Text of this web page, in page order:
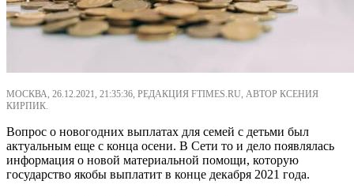
МОСКВА, 26.12.2021, 21:35:36, РЕДАКЦИЯ FTIMES.RU, АВТОР КСЕНИЯ
КИРПИК.
Вопрос о новогодних выплатах для семей с детьми был
актуальным еще с конца осени. В Сети то и дело появлялась
информация о новой материальной помощи, которую
государство якобы выплатит в конце декабря 2021 года.